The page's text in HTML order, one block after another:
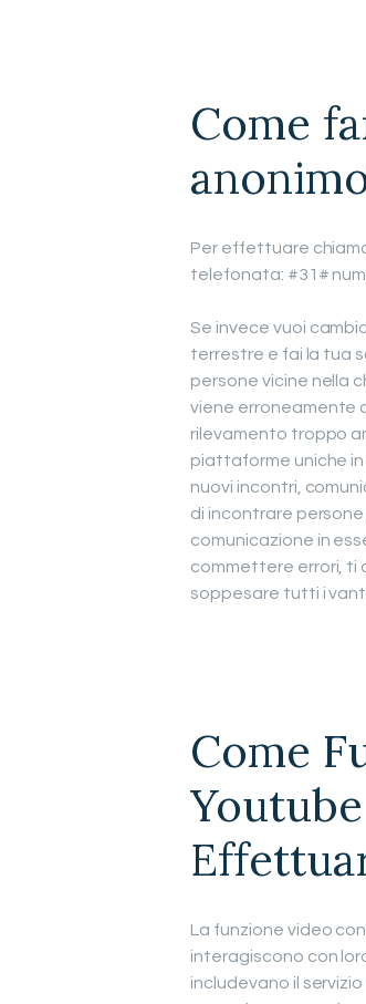
Come
Per effettuare
telefonata: #31#
Se invece vuoi
terrestre e fai la tua
persone vicine nella
viene erroneamente
rilevamento troppo
piattaforme uniche
nuovi incontri,
di incontrare
comunicazione in
commettere errori, ti
soppesare tutti i
Come
La funzione video
interagiscono con
includevano il